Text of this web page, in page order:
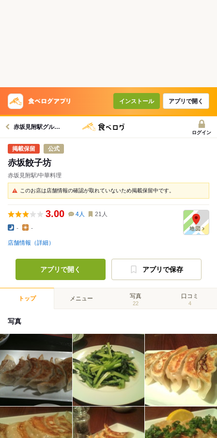
インストール アプリで開く
赤坂見附駅グルメへ
ログイン
公式
赤坂餃子坊
赤坂見附駅/中華料理
このお店は店舗情報の確認が取れていないため掲載保留中です。
3.00 4人 21 人
- -
店舗情報（詳細）
アプリで開く アプリで保存
トップ メニュー 写真
22
口コミ
4
写真